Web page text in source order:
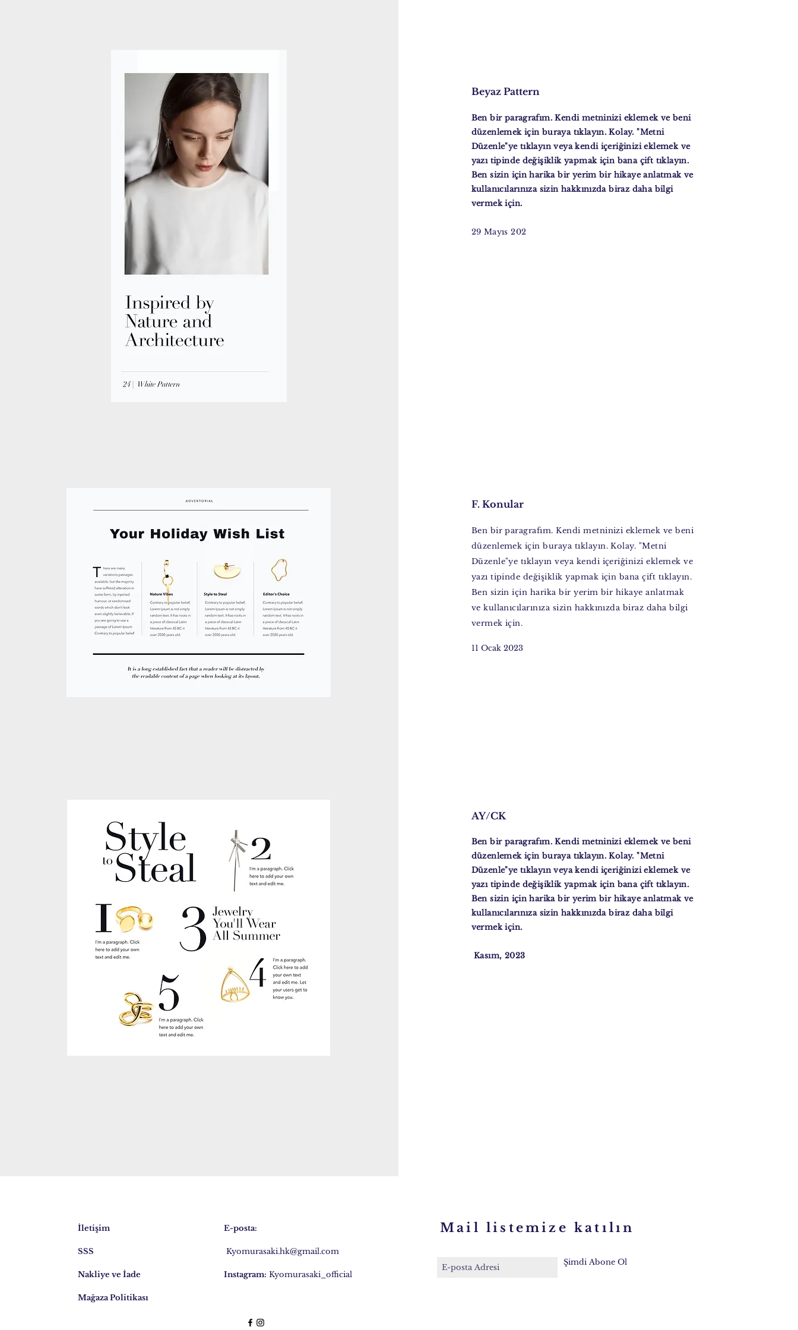
Beyaz Pattern
Ben bir paragrafım. Kendi metninizi eklemek ve beni
düzenlemek için buraya tıklayın. Kolay. "Metni
Düzenle"ye tıklayın veya kendi içeriğinizi eklemek ve
yazı tipinde değişiklik yapmak için bana çift tıklayın.
Ben sizin için harika bir yerim bir hikaye anlatmak ve
kullanıcılarınıza sizin hakkınızda biraz daha bilgi
vermek için.
29 Mayıs 202
F. Konular
Ben bir paragrafım. Kendi metninizi eklemek ve beni
düzenlemek için buraya tıklayın. Kolay. "Metni
Düzenle"ye tıklayın veya kendi içeriğinizi eklemek ve
yazı tipinde değişiklik yapmak için bana çift tıklayın.
Ben sizin için harika bir yerim bir hikaye anlatmak
ve kullanıcılarınıza sizin hakkınızda biraz daha bilgi
vermek için.
11 Ocak 2023
AY/CK
Ben bir paragrafım. Kendi metninizi eklemek ve beni
düzenlemek için buraya tıklayın. Kolay. "Metni
Düzenle"ye tıklayın veya kendi içeriğinizi eklemek ve
yazı tipinde değişiklik yapmak için bana çift tıklayın.
Ben sizin için harika bir yerim bir hikaye anlatmak ve
kullanıcılarınıza sizin hakkınızda biraz daha bilgi
vermek için.
Kasım, 2023
İletişim
SSS
Nakliye ve İade
Mağaza Politikası
E-posta:
Kyomurasaki.hk@gmail.com
Instagram: Kyomurasaki_official
Mail listemize katılın
Şimdi Abone Ol